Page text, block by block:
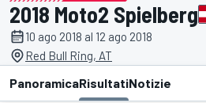
presentato da
2018 Moto2 Spielberg
10 ago 2018 al 12 ago 2018
Red Bull Ring, AT
PanoramicaRisultatiNotizie